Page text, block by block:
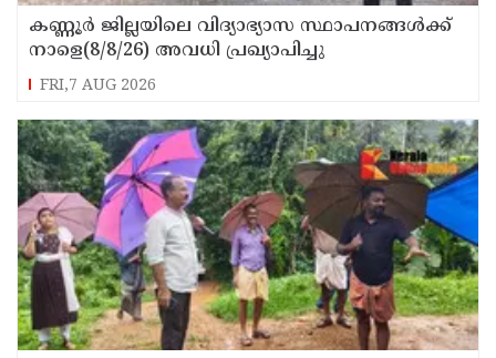
കണ്ണൂർ ജില്ലയിലെ വിദ്യാഭ്യാസ സ്ഥാപനങ്ങള്‍ക്ക്
നാളെ(8/8/26) അവധി പ്രഖ്യാപിച്ചു
FRI,7 AUG 2026